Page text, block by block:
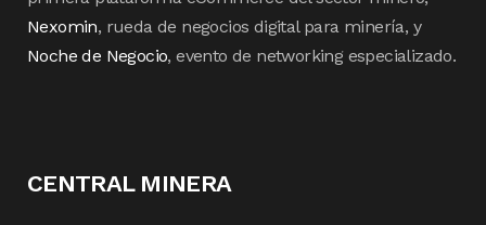
Nexomin, rueda de negocios digital para minería, y
Noche de Negocio, evento de networking especializado.
CENTRAL MINERA